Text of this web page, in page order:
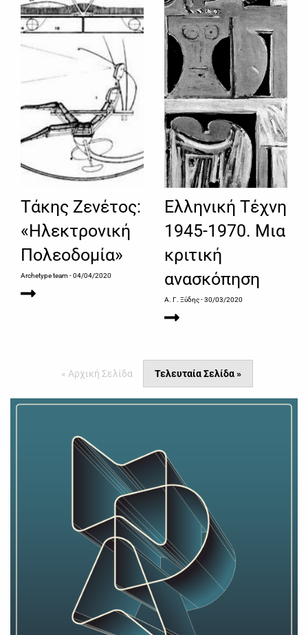
Τάκης Ζενέτος:
«Ηλεκτρονική
Πολεοδομία»
Archetype team- 04/04/2020
Ελληνική Τέχνη
1945-1970. Μια
κριτική
ανασκόπηση
Α. Γ. Ξύδης- 30/03/2020
« Αρχική Σελίδα Τελευταία Σελίδα »